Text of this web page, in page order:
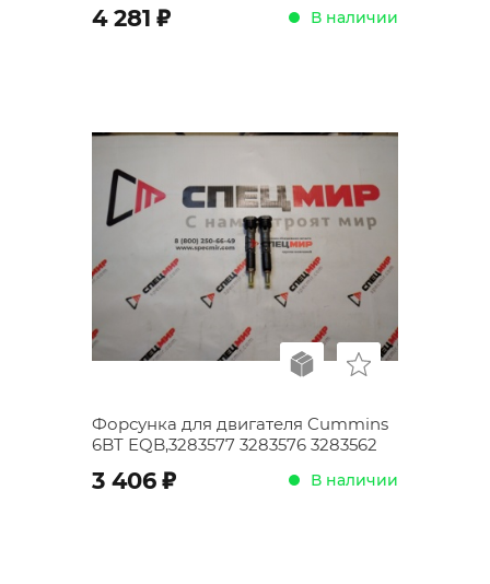
4 281 ; В наличии
Форсунка для двигателя Cummins
6BT EQB,3283577 3283576 3283562
3 406 ; В наличии